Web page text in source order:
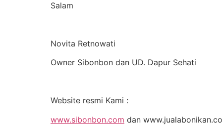
Salam
Novita Retnowati
Owner Sibonbon dan UD. Dapur Sehati
Website resmi Kami :
www.sibonbon.com dan